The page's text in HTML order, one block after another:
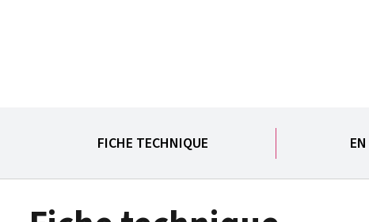
FICHE TECHNIQUE